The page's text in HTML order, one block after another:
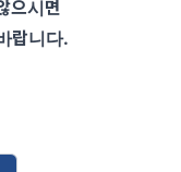
으시면
랍니다.